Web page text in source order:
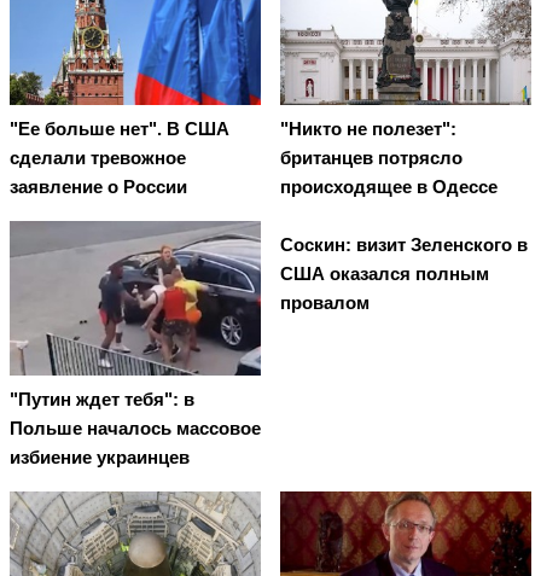
"Ее больше нет". В США
сделали тревожное
заявление о России
"Никто не полезет":
британцев потрясло
происходящее в Одессе
"Путин ждет тебя": в
Польше началось массовое
избиение украинцев
Соскин: визит Зеленского в
США оказался полным
провалом